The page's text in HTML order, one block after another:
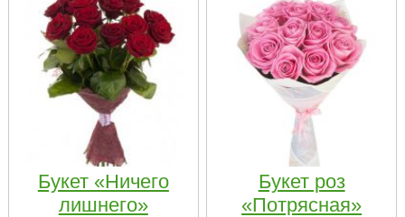
Букет «Ничего
лишнего»
Букет роз
«Потрясная»